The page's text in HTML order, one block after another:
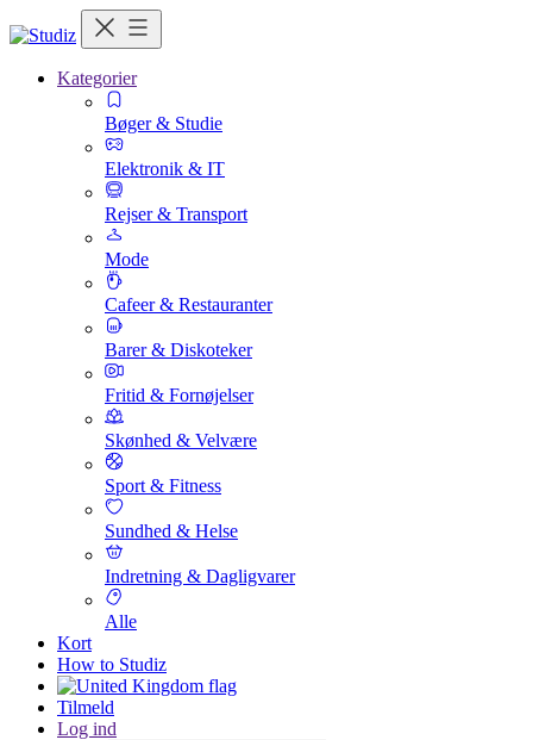
Kategorier
Bøger & Studie
Elektronik & IT
Rejser & Transport
Mode
Cafeer & Restauranter
Barer & Diskoteker
Fritid & Fornøjelser
Skønhed & Velvære
Sport & Fitness
Sundhed & Helse
Indretning & Dagligvarer
Alle
Kort
How to Studiz
Tilmeld
Log ind